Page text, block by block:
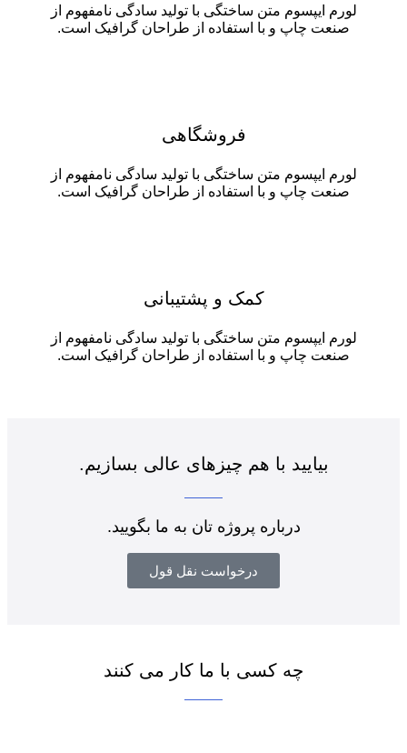
لورم ایپسوم متن ساختگی با تولید سادگی نامفهوم از
صنعت چاپ و با استفاده از طراحان گرافیک است.
فروشگاهی
لورم ایپسوم متن ساختگی با تولید سادگی نامفهوم از
صنعت چاپ و با استفاده از طراحان گرافیک است.
کمک و پشتیبانی
لورم ایپسوم متن ساختگی با تولید سادگی نامفهوم از
صنعت چاپ و با استفاده از طراحان گرافیک است.
بیایید با هم چیزهای عالی بسازیم.
درباره پروژه تان به ما بگویید.
درخواست نقل قول
چه کسی با ما کار می کنند